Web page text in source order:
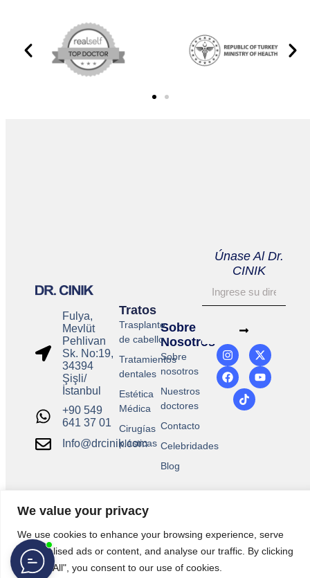
We value your privacy
We use cookies to enhance your browsing experience, serve
personalised ads or content, and analyse our traffic. By clicking
"Accept All", you consent to our use of cookies.
Fulya,
Mevlüt
Pehlivan
Sk. No:19,
34394
Şişli/
İstanbul
+90 549
641 37 01
Info@drcinik.com
Sobre
Nosotros
Sobre
nosotros
Nuestros
doctores
Contacto
Celebridades
Blog
Tratos
Trasplante
de cabello
Tratamientos
dentales
Estética
Médica
Cirugías
plásticas
Únase Al Dr.
CINIK